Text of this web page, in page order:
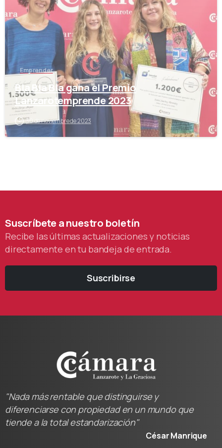
Emprender
Bla Bla Bla gana el Premio
Lanzarotemprende 2023
30 de noviembre de 2023
Suscríbeteanuestro boletín
Recibe las últimas actualizaciones y noticias
directamente en tu bandeja de entrada.
Suscribirse
"Nada más rentable que distinguirse y
diferenciarse con propiedad en un mundo que
tiende a la total estandarización"
César Manrique